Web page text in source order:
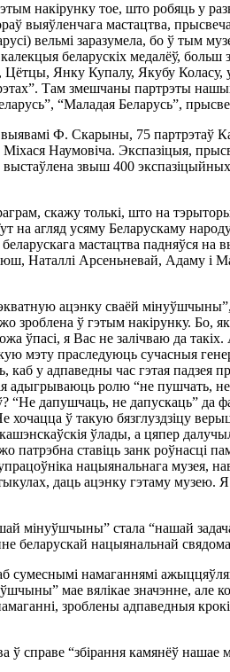
накірунку тое, што робяць
выяўленчага мастацтва,
вельмі заразумела, бо ў тым
беларускіх медалёў,
Янку Купалу, Якубу Коласу,
Там змешчаны партрэты
“Маладая Беларусь”,
Ф. Скарыны, 75 партрэтаў
Наумовіча. Экспазіцыя,
звыш 400
скажу толькі, што на
на агляд усяму Беларускаму
мастацтва падняўся на
Наталлі Арсеньневай, Адаму і
ацэнку сваёй
ў гэтым накірунку. Бо,
ўпасі, я Вас не залічваю да
мэту праследуюць сучасныя
у адпаведны час гэтая
адыгрываюць ролю “не пушчать,
“Не дапушчаць, не дапускаць”
ў такую бязглуздзіцу
ўлады, а цяпер
ставіць занк роўнасці
нацыянальнага музея,
даць ацэнку гэтаму музею.
мінуўшчыны” стала “нашай
беларускай нацыянальнай
намаганнямі
мае вялікае значэнне, але
зроблены адпаведныя
ў справе “збірання камянёў